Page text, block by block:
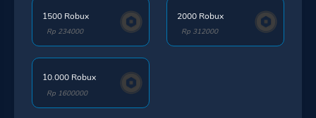
1500 Robux
Rp 234000
2000 Robux
Rp 312000
10.000 Robux
Rp 1600000